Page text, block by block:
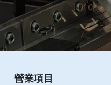
營業項目